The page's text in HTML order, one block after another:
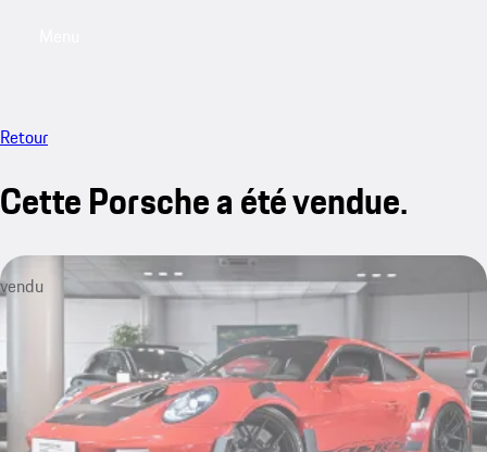
Retour
Cette Porsche a été vendue.
vendu